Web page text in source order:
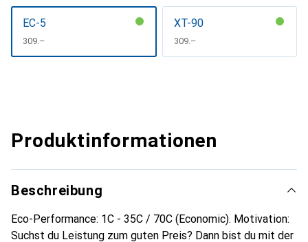
EC-5
CHF
309.–
XT-90
CHF
309.–
Produktinformationen
Beschreibung
Eco-Performance: 1C - 35C / 70C (Economic). Motivation:
Suchst du Leistung zum guten Preis? Dann bist du mit der